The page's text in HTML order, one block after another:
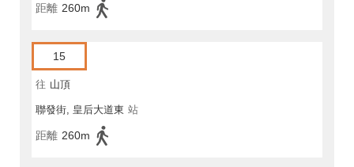
距離 260m
15
往 山頂
聯發街, 皇后大道東 站
距離 260m